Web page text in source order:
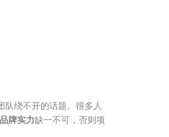
队绕不开的话题。很多人
牌实力缺一不可，否则项